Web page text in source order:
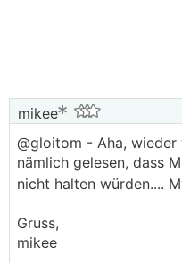
mikee
@gloitom - Aha, wieder
nämlich gelesen, dass
nicht halten würden....
Gruss,
mikee